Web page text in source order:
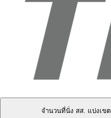
จำนวนที่นั่ง สส. แบ่งเขต